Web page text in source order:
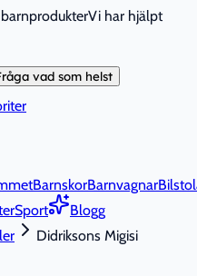
Vi har hjälpt
vad som helst
BarnskorBarnvagnar
Sport
Blogg
Didriksons Migisi